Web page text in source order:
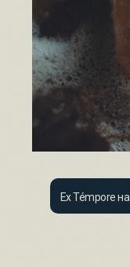
Ex Témpore на